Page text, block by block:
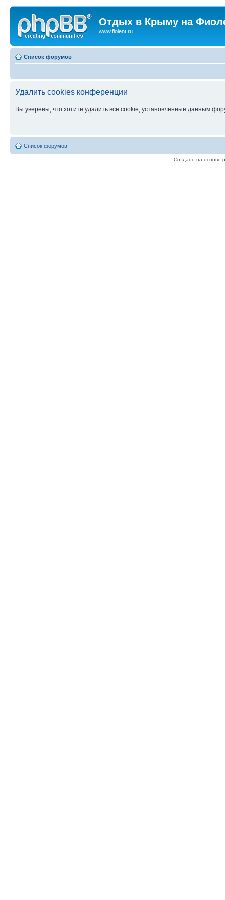
Отдых в Крыму на
www.fiolent.ru
Список форумов
Удалить cookies конференции
Вы уверены, что хотите удалить все cookie, установленные данным
Список форумов
Создано на основе